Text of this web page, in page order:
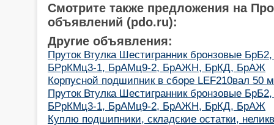
Смотрите также предложения на
объявлений (pdo.ru):
Другие объявления:
Пруток Втулка Шестигранник бронзовые
БРрКМц3-1, БрАМц9-2, БрАЖН, БрКД, БрАЖ
Корпусной подшипник в сборе LEF210вал 50
Пруток Втулка Шестигранник бронзовые
БРрКМц3-1, БрАМц9-2, БрАЖН, БрКД, БрАЖ
Куплю подшипники, складские остатки,